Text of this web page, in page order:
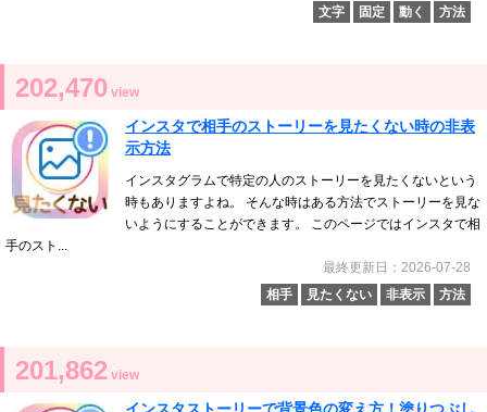
文字
固定 動く 方法
202,470 view
インスタで相手のストーリーを見たくない時の非表
示方法
インスタグラムで特定の人のストーリーを見たくないという
時もありますよね。 そんな時はある方法でストーリーを見な
いようにすることができます。 このページではインスタで相
手のスト...
最終更新日：2026-07-28
相手
見たくない 非表示 方法
201,862 view
インスタストーリーで背景色の変え方！塗りつぶし